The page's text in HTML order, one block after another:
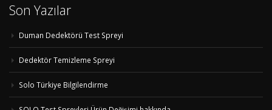
Son Yazılar
Duman Dedektörü Test Spreyi
Dedektör Temizleme Spreyi
Solo Türkiye Bilgilendirme